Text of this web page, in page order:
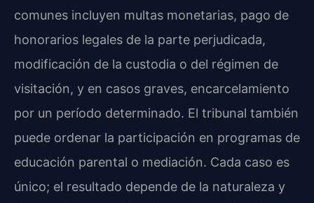
comunes incluyen multas monetarias, pago de
honorarios legales de la parte perjudicada,
modificación de la custodia o del régimen de
visitación, y en casos graves, encarcelamiento
por un período determinado. El tribunal también
puede ordenar la participación en programas de
educación parental o mediación. Cada caso es
único; el resultado depende de la naturaleza y